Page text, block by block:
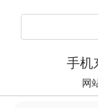
当地时间
称，货币
看到加息
手机
网